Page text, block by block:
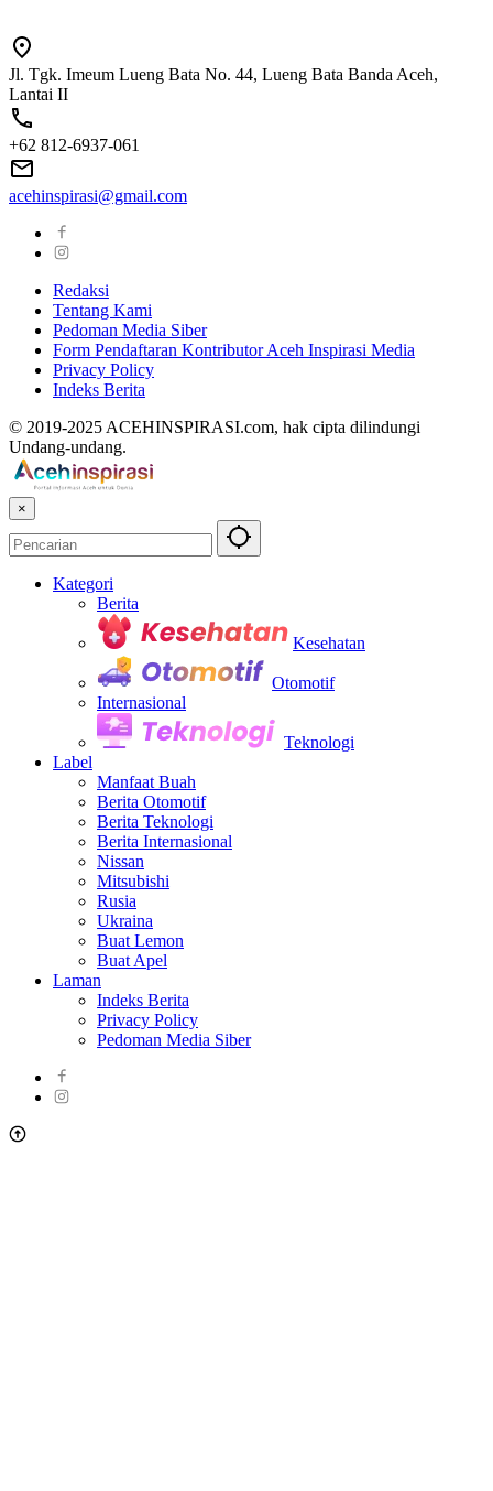
Jl. Tgk. Imeum Lueng Bata No. 44, Lueng Bata Banda Aceh,
Lantai II
+62 812-6937-061
acehinspirasi@gmail.com
Redaksi
Tentang Kami
Pedoman Media Siber
Form Pendaftaran Kontributor Aceh Inspirasi Media
Privacy Policy
Indeks Berita
© 2019-2025 ACEHINSPIRASI.com, hak cipta dilindungi
Undang-undang.
×
Kategori
Berita
Kesehatan
Otomotif
Internasional
Teknologi
Label
Manfaat Buah
Berita Otomotif
Berita Teknologi
Berita Internasional
Nissan
Mitsubishi
Rusia
Ukraina
Buat Lemon
Buat Apel
Laman
Indeks Berita
Privacy Policy
Pedoman Media Siber